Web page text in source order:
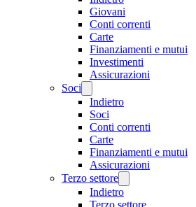
Giovani
Conti correnti
Carte
Finanziamenti e mutui
Investimenti
Assicurazioni
Soci
Indietro
Soci
Conti correnti
Carte
Finanziamenti e mutui
Assicurazioni
Terzo settore
Indietro
Terzo settore